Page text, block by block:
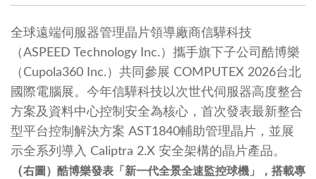
全球遠端伺服器管理晶片領導廠商信驊科技
（ASPEED Technology Inc.）攜手旗下子公司酷博樂
（Cupola360 Inc.）共同參展 COMPUTEX 2026台北
國際電腦展。今年信驊科技以次世代伺服器高度整合
方案及資料中心控制安全為核心，首次發表最新整合
型平台控制解決方案 AST1840輔助管理晶片，並展
示全系列導入 Caliptra 2.X 安全架構的晶片產品。
（右圖）酷博樂發表「新一代全景全速監控球機」，搭載專